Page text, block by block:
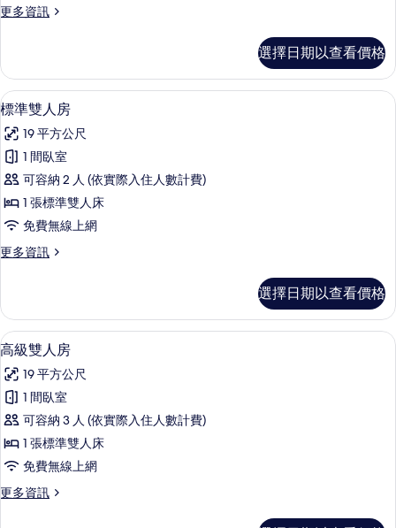
有
片
更多資訊
更
房
的
詳
選擇日期以查看價格
顯
示
標
準
雙
人
的
有
相
片
3
標準雙人房
19 平方公尺
1 間臥室
可容納 2 人 (依實際入住人數計費)
1 張標準雙人床
免費無線上網
更多資訊
更
雙
人
房
詳
情
選擇日期以查看價格
顯
示
高
級
雙
人
的
5
高級雙人房
19 平方公尺
1 間臥室
可容納 3 人 (依實際入住人數計費)
1 張標準雙人床
免費無線上網
更多資訊
更